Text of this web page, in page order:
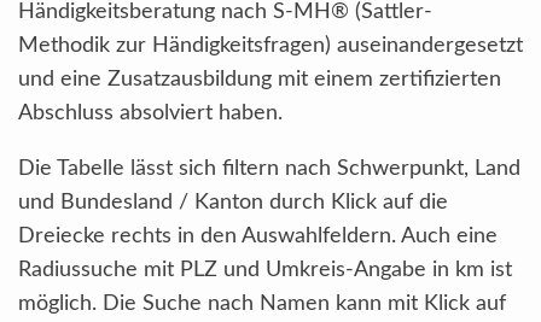
Händigkeitsberatung nach S-MH® (Sattler-
Methodik zur Händigkeitsfragen) auseinandergesetzt
und eine Zusatzausbildung mit einem zertifizierten
Abschluss absolviert haben.
Die Tabelle lässt sich filtern nach Schwerpunkt, Land
und Bundesland / Kanton durch Klick auf die
Dreiecke rechts in den Auswahlfeldern. Auch eine
Radiussuche mit PLZ und Umkreis-Angabe in km ist
möglich. Die Suche nach Namen kann mit Klick auf